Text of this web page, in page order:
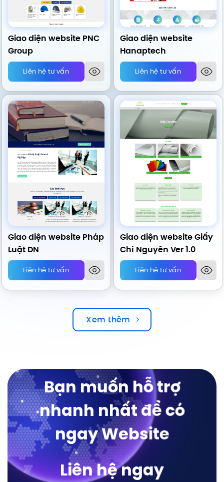
Giao diện website PNC
Group
Liên hệ tư vấn
Giao diện website
Hanaptech
Liên hệ tư vấn
Giao diện website Pháp
Luật DN
Liên hệ tư vấn
Giao diện website Giấy
Chí Nguyên Ver 1.0
Liên hệ tư vấn
Xem thêm
Bạn muốn hỗ trợ
nhanh nhất để có
ngay Website
Liên hệ ngay